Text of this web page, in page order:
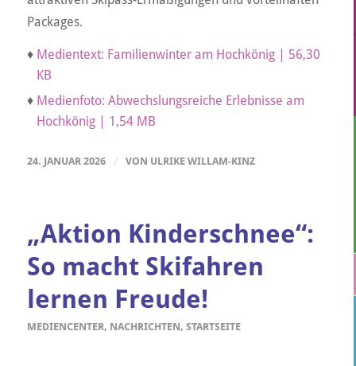
Packages.
♦ Medientext: Familienwinter am Hochkönig | 56,30
KB
♦ Medienfoto: Abwechslungsreiche Erlebnisse am
Hochkönig | 1,54 MB
24. JANUAR 2026 / VON ULRIKE WILLAM-KINZ
„Aktion Kinderschnee“:
So macht Skifahren
lernen Freude!
MEDIENCENTER, NACHRICHTEN, STARTSEITE